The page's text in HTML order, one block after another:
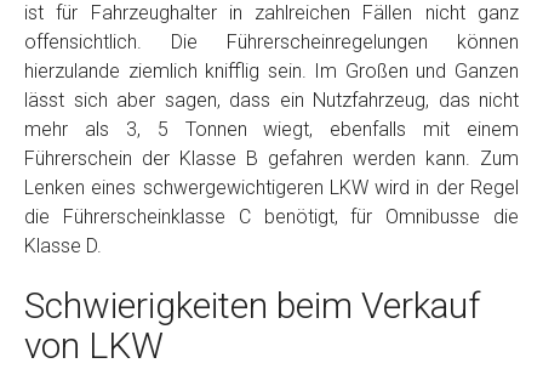
ist für Fahrzeughalter in zahlreichen Fällen nicht ganz
offensichtlich. Die Führerscheinregelungen können
hierzulande ziemlich knifflig sein. Im Großen und Ganzen
lässt sich aber sagen, dass ein Nutzfahrzeug, das nicht
mehr als 3, 5 Tonnen wiegt, ebenfalls mit einem
Führerschein der Klasse B gefahren werden kann. Zum
Lenken eines schwergewichtigeren LKW wird in der Regel
die Führerscheinklasse C benötigt, für Omnibusse die
Klasse D.
Schwierigkeiten beim Verkauf
von LKW